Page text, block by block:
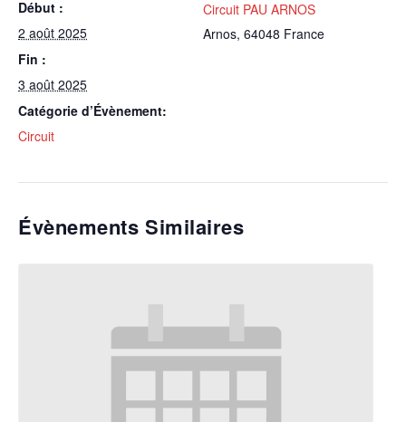
Début :
2 août 2025
Fin :
3 août 2025
Catégorie d’Évènement:
Circuit
Circuit PAU ARNOS
Arnos, 64048 France
Évènements Similaires